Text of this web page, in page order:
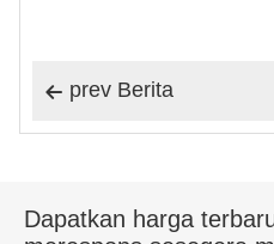
 prev Berita
Dapatkan harga